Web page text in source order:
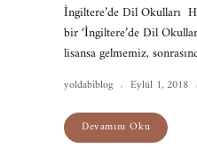
İngiltere’de Dil Okulları
bir ‘İngiltere’de Dil
lisansa gelmemiz,
yoldabiblog Eylül 1, 2018
Devamını Oku